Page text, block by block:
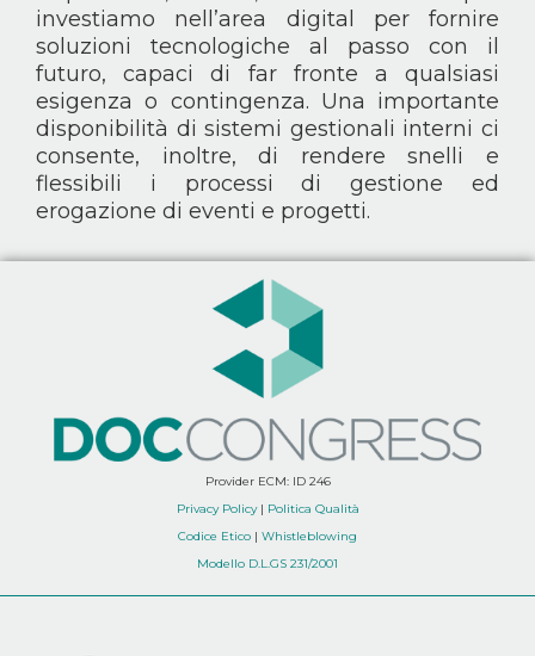
investiamo nell’area digital per fornire
soluzioni tecnologiche al passo con il
futuro, capaci di far fronte a qualsiasi
esigenza o contingenza. Una importante
disponibilità di sistemi gestionali interni ci
consente, inoltre, di rendere snelli e
flessibili i processi di gestione ed
erogazione di eventi e progetti.
Provider ECM: ID 246
Privacy Policy| Politica Qualità
Codice Etico | Whistleblowing
Modello D.L.GS 231/2001